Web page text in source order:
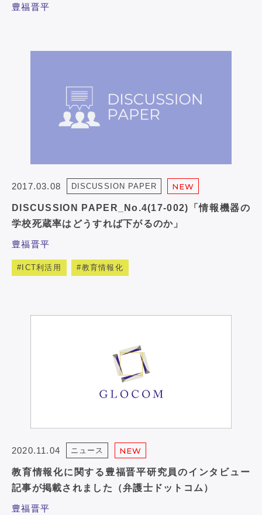
豊福晋平
2017.03.08 DISCUSSION PAPER NEW
DISCUSSION PAPER_No.4(17-002)「情報機器の
学校死蔵率はどうすれば下がるのか」
豊福晋平
ICT利活用 教育情報化
2020.11.04 ニュース NEW
教育情報化に関する豊福晋平研究員のインタビュー
記事が掲載されました（弁護士ドットコム）
豊福晋平